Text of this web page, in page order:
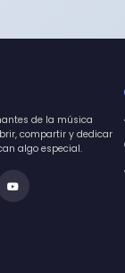
de la música
compartir y dedicar
algo especial.